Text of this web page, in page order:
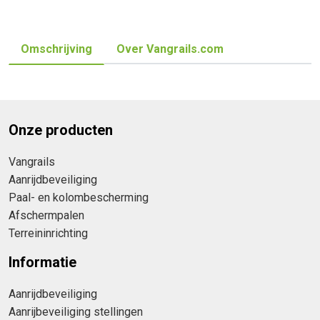
Omschrijving Over Vangrails.com
Onze producten
Vangrails
Aanrijdbeveiliging
Paal- en kolombescherming
Afschermpalen
Terreininrichting
Informatie
Aanrijdbeveiliging
Aanrijbeveiliging stellingen